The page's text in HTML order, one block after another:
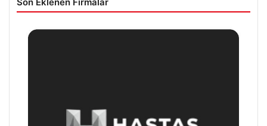
Son Eklenen Firmalar